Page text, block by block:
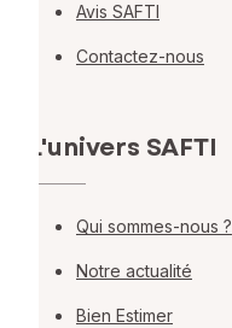
Avis SAFTI
Contactez-nous
L'univers SAFTI
Qui sommes-nous ?
Notre actualité
Bien Estimer